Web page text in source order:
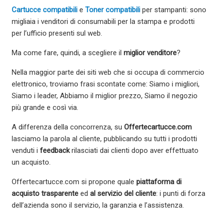
Cartucce compatibili e Toner compatibili per stampanti: sono
migliaia i venditori di consumabili per la stampa e prodotti
per l’ufficio presenti sul web.
Ma come fare, quindi, a scegliere il miglior venditore?
Nella maggior parte dei siti web che si occupa di commercio
elettronico, troviamo frasi scontate come: Siamo i migliori,
Siamo i leader, Abbiamo il miglior prezzo, Siamo il negozio
più grande e così via.
A differenza della concorrenza, su Offertecartucce.com
lasciamo la parola al cliente, pubblicando su tutti i prodotti
venduti i feedbackrilasciati dai clienti dopo aver effettuato
un acquisto.
Offertecartucce.com si propone quale piattaforma di
acquisto trasparente ed al servizio del cliente: i punti di forza
dell’azienda sono il servizio, la garanzia e l’assistenza.